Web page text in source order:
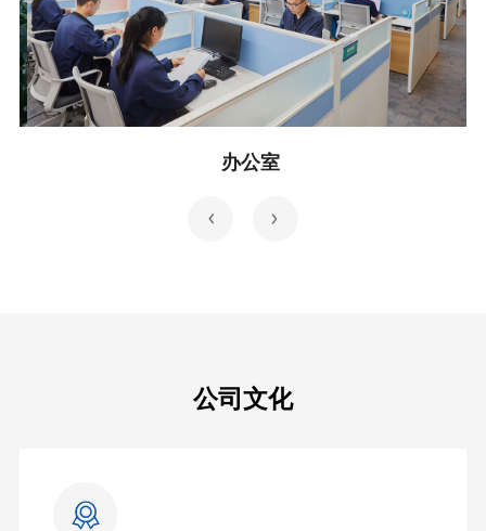
办公室
公司文化